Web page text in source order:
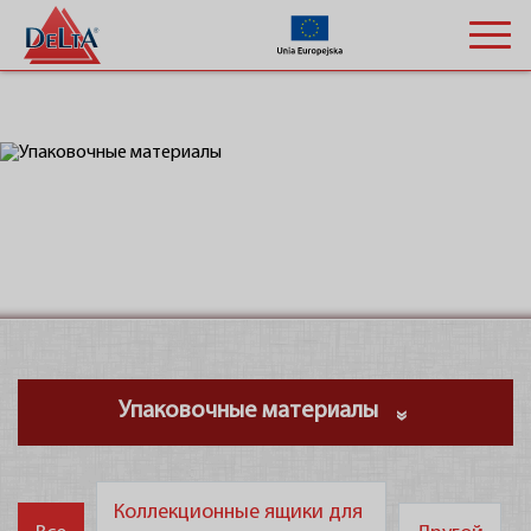
Упаковочные материалы
Коллекционные ящики для